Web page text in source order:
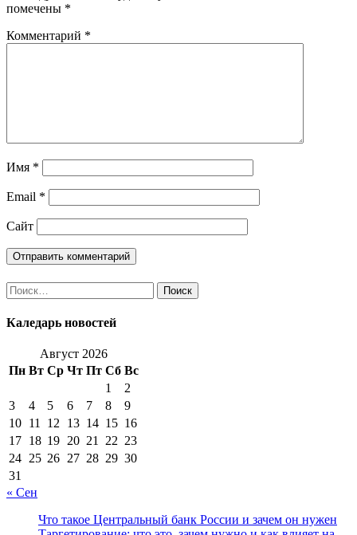
помечены *
Комментарий *
Имя *
Email *
Сайт
Найти:
Каледарь новостей
Август 2026
Пн Вт Ср Чт Пт Сб Вс
1
2
3
4 5 6 7 8
9
10 11 12 13 14 15 16
17 18 19 20 21 22 23
24 25 26 27 28 29 30
31
« Сен
Что такое Центральный банк России и зачем он нужен